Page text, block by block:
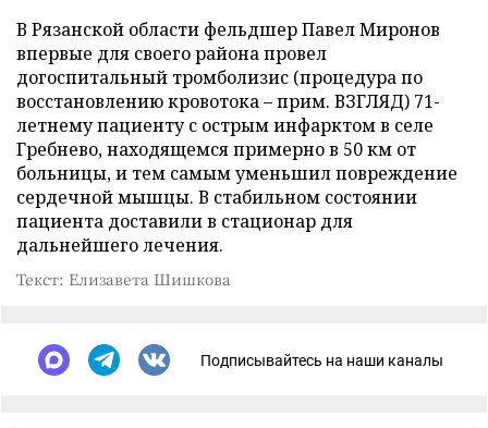
В Рязанской области фельдшер Павел Миронов
впервые для своего района провел
догоспитальный тромболизис (процедура по
восстановлению кровотока – прим. ВЗГЛЯД) 71-
летнему пациенту с острым инфарктом в селе
Гребнево, находящемся примерно в 50 км от
больницы, и тем самым уменьшил повреждение
сердечной мышцы. В стабильном состоянии
пациента доставили в стационар для
дальнейшего лечения.
Текст: Елизавета Шишкова
Подписывайтесь на наши каналы